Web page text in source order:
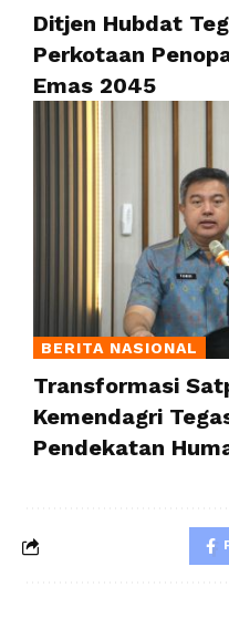
Ditjen Hubdat
Perkotaan
Emas 2045
BERITA NASIONAL
Transformasi
Kemendagri
Pendekatan